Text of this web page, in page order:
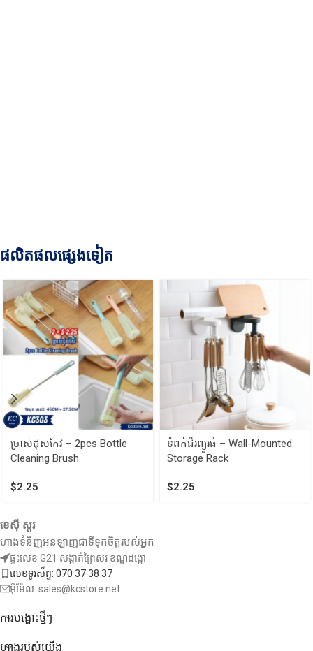
ផលិតផលផ្សេងទៀត
ច្រាស់ដុសកែវ – 2pcs Bottle
Cleaning Brush
$2.25
ទំពក់ជ័រព្យួរធំ – Wall-Mounted
Storage Rack
$2.25
ខេស៊ី ស្តរ
ហាងទំនិញអនឡាញជាទីទុកចិត្តរបស់អ្នក
ផ្ទះលេខ G21 សង្កាត់ព្រៃសរ ខណ្ឌដង្កោ
លេខទូរស័ព្ទ: 070 37 38 37
អ៊ីម៉ែល: sales@kcstore.net
ការបង្ហោះថ្មីៗ
ហាងរបស់យើង